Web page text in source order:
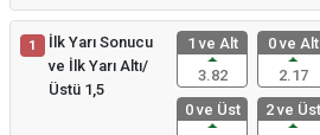
1
İlk Yarı Sonucu
ve İlk Yarı Altı/
Üstü 1,5
1 ve Alt
3.82
0 ve Alt
2.17
0 ve Üst
2 ve Üst